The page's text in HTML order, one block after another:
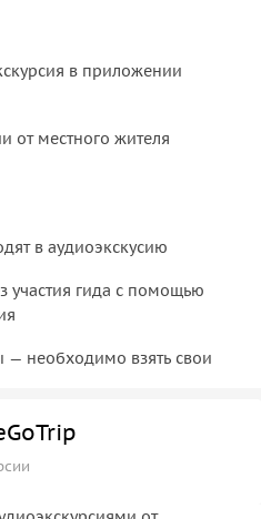
в приложении
от местного жителя
в аудиоэкскусию
участия гида с помощью
необходимо взять свои